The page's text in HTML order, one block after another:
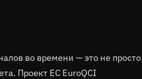
во времени — это не просто
Проект ЕС EuroQCI